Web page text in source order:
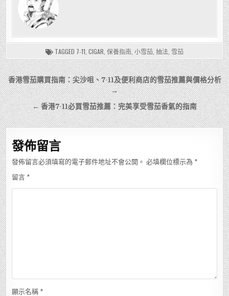
TAGGED 7-11 CIGAR 保養指南 小雪茄 抽法 雪茄
文
章
導
覽
香港雪茄購買指南：尖沙咀、7-11及便利商店的雪茄推薦與價格分析
→
← 香港7-11必買雪茄推薦：完美享受雪茄香氣的指南
發佈留言
發佈留言必須填寫的電子郵件地址不會公開。 必填欄位標示為 *
留言 *
顯示名稱 *